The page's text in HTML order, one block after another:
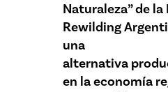
Naturaleza” de
Rewilding
una
alternativa
en la economía